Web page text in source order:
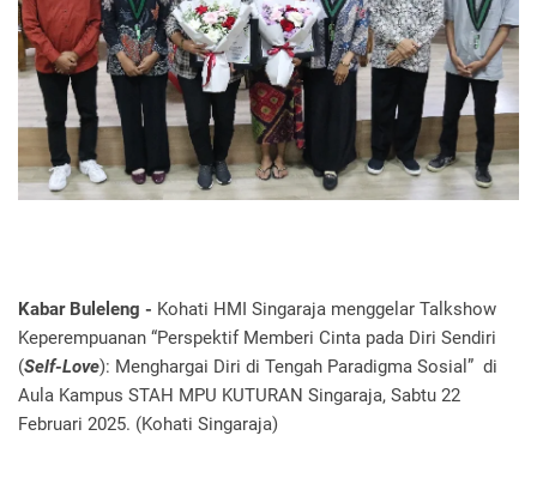
Kabar Buleleng - Kohati HMI Singaraja menggelar Talkshow
Keperempuanan “Perspektif Memberi Cinta pada Diri Sendiri
(Self-Love): Menghargai Diri di Tengah Paradigma Sosial” di
Aula Kampus STAH MPU KUTURAN Singaraja, Sabtu 22
Februari 2025. (Kohati Singaraja)